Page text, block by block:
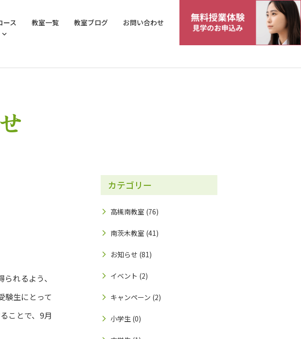
ース 教室一覧 教室ブログ お問い合わせ
れるよう、
験生にとって
ことで、9月
カテゴリー
高槻南教室 (76)
南茨木教室 (41)
お知らせ (81)
イベント (2)
キャンペーン (2)
小学生 (0)